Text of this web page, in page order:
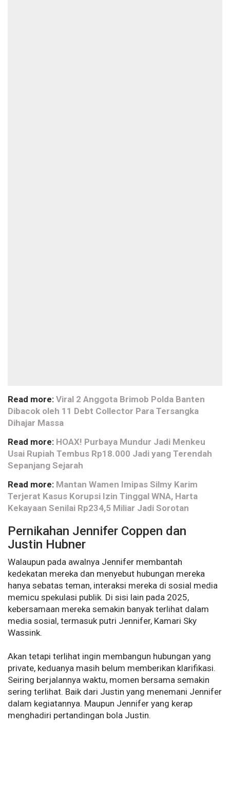
Read more: Viral 2 Anggota Brimob Polda Banten
Dibacok oleh 11 Debt Collector Para Tersangka
Dihajar Massa
Read more: HOAX! Purbaya Mundur Jadi Menkeu
Usai Rupiah Tembus Rp18.000 Jadi yang Terendah
Sepanjang Sejarah
Read more: Mantan Wamen Imipas Silmy Karim
Terjerat Kasus Korupsi Izin Tinggal WNA, Harta
Kekayaan Senilai Rp234,5 Miliar Jadi Sorotan
Pernikahan Jennifer Coppen dan
Justin Hubner
Walaupun pada awalnya Jennifer membantah
kedekatan mereka dan menyebut hubungan mereka
hanya sebatas teman, interaksi mereka di sosial media
memicu spekulasi publik. Di sisi lain pada 2025,
kebersamaan mereka semakin banyak terlihat dalam
media sosial, termasuk putri Jennifer, Kamari Sky
Wassink.
Akan tetapi terlihat ingin membangun hubungan yang
private, keduanya masih belum memberikan klarifikasi.
Seiring berjalannya waktu, momen bersama semakin
sering terlihat. Baik dari Justin yang menemani Jennifer
dalam kegiatannya. Maupun Jennifer yang kerap
menghadiri pertandingan bola Justin.